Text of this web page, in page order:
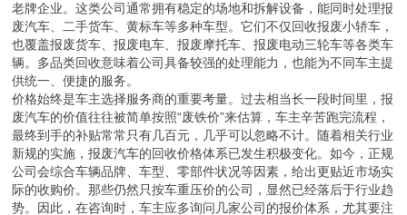
老牌企业。这类公司通常拥有稳定的场地和拆解设备，能同时处理报
废汽车、二手货车、黄标车等多种车型。它们不仅回收报废小轿车，
也覆盖报废货车、报废电车、报废摩托车、报废电动三轮车等各类车
辆。多品类回收意味着公司具备较强的处理能力，也能为不同车主提
供统一、便捷的服务。
价格始终是车主选择服务商的重要考量。过去相当长一段时间里，报
废汽车的价值往往被简单按照“废铁价”来估算，车主辛苦跑完流程，
最终到手的补贴常常只有几百元，几乎可以忽略不计。随着相关行业
新规的实施，报废汽车的回收价格体系已发生积极变化。如今，正规
公司会综合车辆品牌、车型、零部件状况等因素，给出更贴近市场实
际的收购价。那些仍然只按车重压价的公司，显然已经落后于行业趋
势。因此，在咨询时，车主应多询问几家公司的报价体系，尤其要注